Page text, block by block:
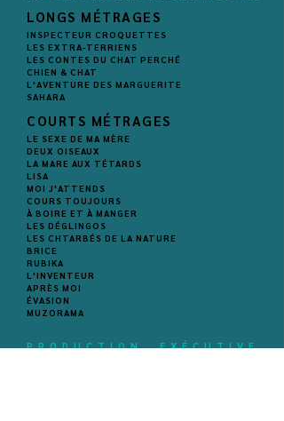
LONGS MÉTRAGES
INSPECTEUR CROQUETTES
LES EXTRA-TERRIENS
LES CONTES DU CHAT PERCHÉ
CHIEN & CHAT
L'AVENTURE DES MARGUERITE
SAHARA
COURTS MÉTRAGES
LE SEXE DE MA MÈRE
DEUX OISEAUX
LA MARE AUX TÉTARDS
LISA
MOI J'ATTENDS
COURS TOUJOURS
À BOIRE ET À MANGER
LES DÉGLINGOS
LES CHTARBÉS DE LA NATURE
BRICE
RUBIKA
L'INVENTEUR
APRÈS MOI
ÉVASION
MUZORAMA
PRODUCTION EXÉCUTIVE